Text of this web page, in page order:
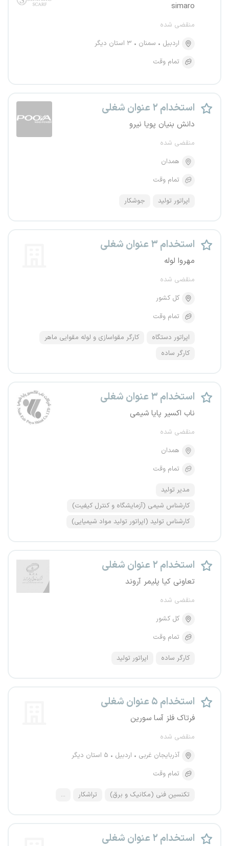
simaro
منقضی شده
اردبیل
سمنان
۳ استان دیگر
تمام وقت
استخدام ۲ عنوان شغلی
دانش بنیان پویا نیرو
منقضی شده
همدان
تمام وقت
اپراتور تولید جوشکار
استخدام ۳ عنوان شغلی
مهروا لوله
منقضی شده
کل کشور
تمام وقت
اپراتور دستگاه
کارگر مقواسازی و لوله مقوایی ماهر
کارگر ساده
استخدام ۳ عنوان شغلی
ناب اکسیر پایا شیمی
منقضی شده
همدان
تمام وقت
مدیر تولید
کارشناس شیمی (آزمایشگاه و کنترل کیفیت)
کارشناس تولید (اپراتور تولید مواد شیمیایی)
استخدام ۲ عنوان شغلی
تعاونی کیا پلیمر آروند
منقضی شده
کل کشور
تمام وقت
کارگر ساده اپراتور تولید
استخدام ۵ عنوان شغلی
فرتاک فلز آسا سورین
منقضی شده
آذربایجان غربی
اردبیل
۵ استان دیگر
تمام وقت
تکنسین فنی (مکانیک و برق) تراشکار ...
استخدام ۲ عنوان شغلی